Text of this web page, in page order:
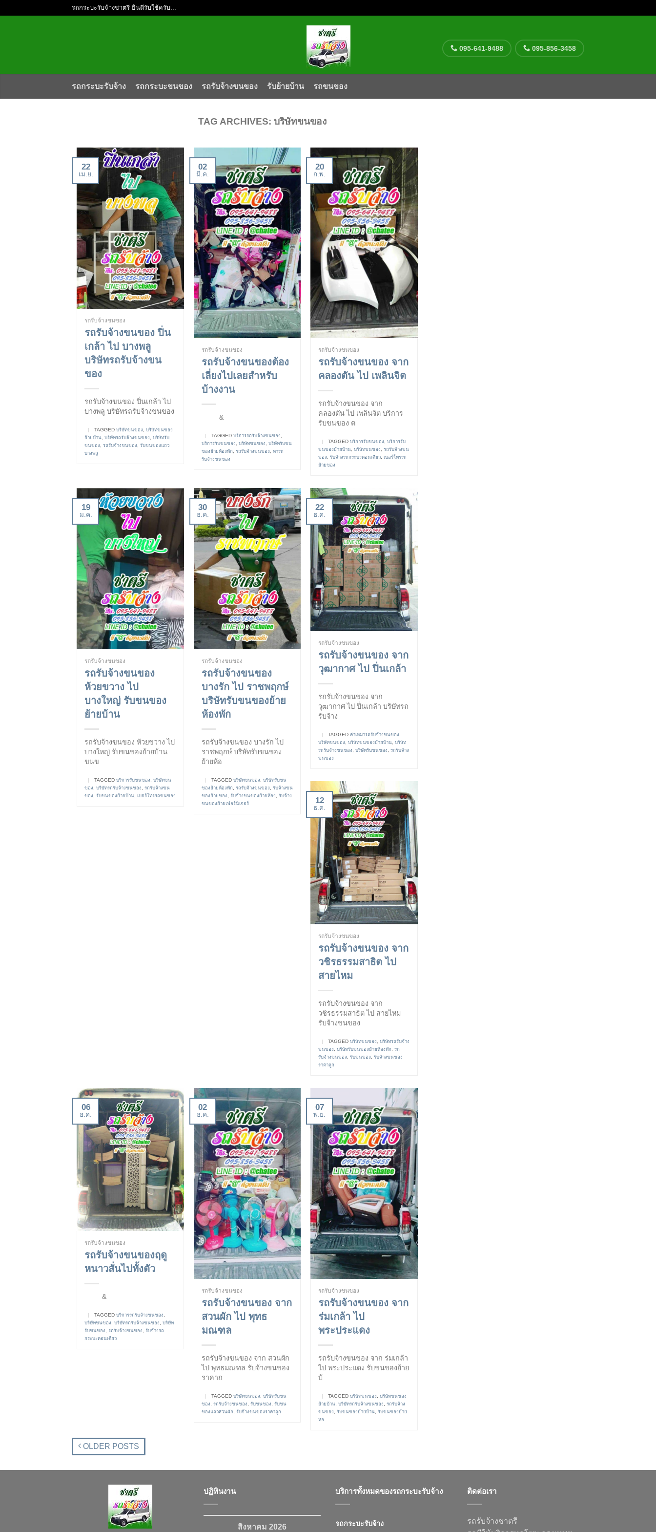
รถกระบะรับจ้างชาตรี ยินดีรับใช้ครับ...
095-641-9488 095-856-3458
รถกระบะรับจ้าง รถกระบะขนของ รถรับจ้างขนของ รับย้ายบ้าน รถขนของ
TAG ARCHIVES: บริษัทขนของ
22
เม.ย.
รถรับจ้างขนของ
รถรับจ้างขนของ ปิ่น
เกล้า ไป บางพลู
บริษัทรถรับจ้างขน
ของ
รถรับจ้างขนของ ปิ่นเกล้า ไป
บางพลู บริษัทรถรับจ้างขนของ
| TAGGED บริษัทขนของ
บริษัทขนของ
ย้ายบ้าน บริษัทรถรับจ้างขนของ
บริษัทรับ
ขนของ
รถรับจ้างขนของ
รับขนของแถว
บางพลู
02
มี.ค.
รถรับจ้างขนของ
รถรับจ้างขนของต้อง
เลี่ยงไปเลยสำหรับ
บ้างงาน
&
| TAGGED บริการรถรับจ้างขนของ,
บริการรับขนของ, บริษัทขนของ, บริษัทรับขน
ของย้ายห้องพัก, รถรับจ้างขนของ, หารถ
รับจ้างขนของ
20
ก.พ.
รถรับจ้างขนของ
รถรับจ้างขนของ จาก
คลองตัน ไป เพลินจิต
รถรับจ้างขนของ จาก
คลองตัน ไป เพลินจิต บริการ
รับขนของ ต
| TAGGEDบริการรับขนของ,บริการรับ
ขนของย้ายบ้าน,บริษัทขนของ,รถรับจ้างขน
ของ,รับจ้างรถกระบะตอนเดียว,เบอร์โทรรถ
ย้ายของ
19
ม.ค.
รถรับจ้างขนของ
รถรับจ้างขนของ
ห้วยขวาง ไป
บางใหญ่ รับขนของ
ย้ายบ้าน
รถรับจ้างขนของ ห้วยขวาง ไป
บางใหญ่ รับขนของย้ายบ้าน
ขนข
| TAGGED บริการรับขนของ
บริษัทขน
ของ
บริษัทรถรับจ้างขนของ
รถรับจ้างขน
ของ
รับขนของย้ายบ้าน เบอร์โทรรถขนของ
30
ธ.ค.
รถรับจ้างขนของ
รถรับจ้างขนของ
บางรัก ไป ราชพฤกษ์
บริษัทรับขนของย้าย
ห้องพัก
รถรับจ้างขนของ บางรัก ไป
ราชพฤกษ์ บริษัทรับขนของ
ย้ายห้อ
| TAGGED บริษัทขนของ
บริษัทรับขน
ของย้ายห้องพัก
รถรับจ้างขนของ
รับจ้างขน
ของย้ายของ
รับจ้างขนของย้ายห้อง
รับจ้าง
ขนของย้ายเฟอร์นิเจอร์
22
ธ.ค.
รถรับจ้างขนของ
รถรับจ้างขนของ จาก
วุฒากาศ ไป ปิ่นเกล้า
รถรับจ้างขนของ จาก
วุฒากาศ ไป ปิ่นเกล้า บริษัทรถ
รับจ้าง
| TAGGEDค่าเหมารถรับจ้างขนของ,
บริษัทขนของ,บริษัทขนของย้ายบ้าน,บริษัท
รถรับจ้างขนของ,บริษัทรับขนของ,รถรับจ้าง
ขนของ
12
ธ.ค.
รถรับจ้างขนของ
รถรับจ้างขนของ จาก
วชิรธรรมสาธิต ไป
สายไหม
รถรับจ้างขนของ จาก
วชิรธรรมสาธิต ไป สายไหม
รับจ้างขนของ
| TAGGEDบริษัทขนของ ,บริษัทรถรับจ้าง
ขนของ
,บริษัทรับขนของย้ายห้องพัก ,รถ
รับจ้างขนของ
,รับขนของ ,รับจ้างขนของ
ราคาถูก
06
ธ.ค.
รถรับจ้างขนของ
รถรับจ้างขนของฤดู
หนาวสั่นไปทั้งตัว
&
| TAGGED บริการรถรับจ้างขนของ
บริษัทขนของ
บริษัทรถรับจ้างขนของ
บริษัท
รับขนของ
รถรับจ้างขนของ
รับจ้างรถ
กระบะตอนเดียว
02
ธ.ค.
รถรับจ้างขนของ
รถรับจ้างขนของ จาก
สวนผัก ไป พุทธ
มณฑล
รถรับจ้างขนของ จาก สวนผัก
ไป พุทธมณฑล รับจ้างขนของ
ราคาถ
| TAGGED บริษัทขนของ
บริษัทรับขน
ของ
รถรับจ้างขนของ รับขนของ
รับขน
ของแถวสวนผัก
รับจ้างขนของราคาถูก
07
พ.ย.
รถรับจ้างขนของ
รถรับจ้างขนของ จาก
ร่มเกล้า ไป
พระประแดง
รถรับจ้างขนของ จาก ร่มเกล้า
ไป พระประแดง รับขนของย้าย
บ้
| TAGGEDบริษัทขนของ ,บริษัทขนของ
ย้ายบ้าน ,บริษัทรถรับจ้างขนของ ,รถรับจ้าง
ขนของ
,รับขนของย้ายบ้าน ,รับขนของย้าย
หอ
OLDER POSTS
ปฏิทินงาน
สิงหาคม 2026
บริการทั้งหมดของรถกระบะรับจ้าง
รถกระบะรับจ้าง
ติดต่อเรา
รถรับจ้างชาตรี